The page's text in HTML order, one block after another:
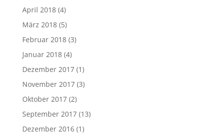
April 2018(4)
März 2018(5)
Februar 2018(3)
Januar 2018(4)
Dezember 2017(1)
November 2017(3)
Oktober 2017(2)
September 2017(13)
Dezember 2016(1)